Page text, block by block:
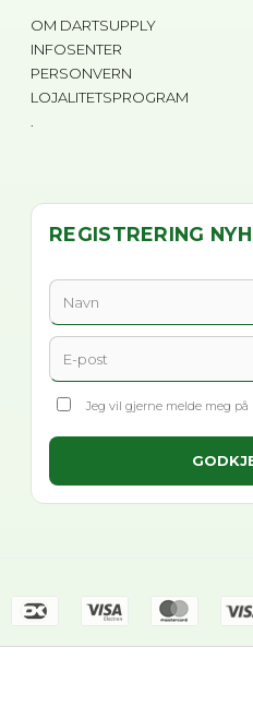
OM DARTSUPPLY
INFOSENTER
PERSONVERN
LOJALITETSPROGRAM
REGISTRERING
Jeg vil gjerne melde meg